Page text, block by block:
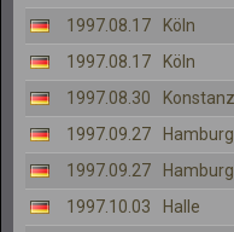
1997.08.17
Köln
1997.08.17
Köln
1997.08.30
Konstanz
1997.09.27
Hamburg
1997.09.27
Hamburg
1997.10.03
Halle